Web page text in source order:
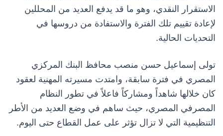
الاستقرار النقدي، وهو ما قد يدفع العديد من المحللين
لإعادة تقييم تلك الفترة والاستفادة من دروسها في
التحديات الحالية.
تولى إسماعيل حسن منصب محافظ البنك المركزي
المصري في فترة سابقة، وامتدت مسيرته المهنية لعقود
كان خلالها شاهداً ومشاركاً فاعلاً في تطور النظام
المصرفي المصري، حيث ساهم في وضع العديد من الأطر
التنظيمية التي لا تزال تؤثر على عمل القطاع حتى اليوم.